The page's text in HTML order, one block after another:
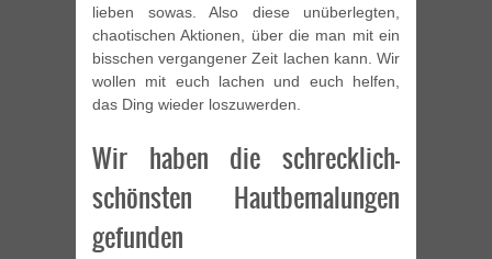
lieben sowas. Also diese unüberlegten,
chaotischen Aktionen, über die man mit ein
bisschen vergangener Zeit lachen kann. Wir
wollen mit euch lachen und euch helfen,
das Ding wieder loszuwerden.
Wir haben die schrecklich-
schönsten Hautbemalungen
gefunden